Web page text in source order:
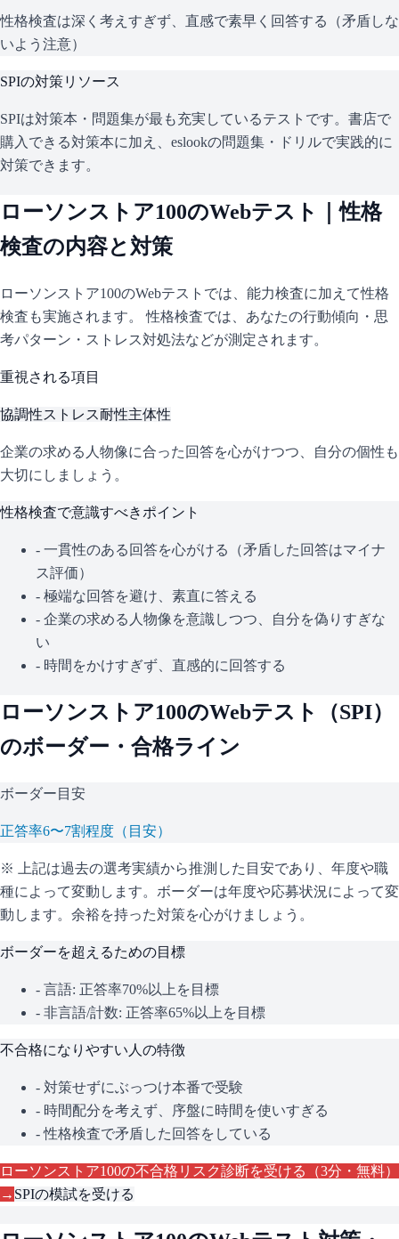
性格検査は深く考えすぎず、直感で素早く回答する（矛盾しな
いよう注意）
SPIの対策リソース
SPIは対策本・問題集が最も充実しているテストです。書店で
購入できる対策本に加え、eslookの問題集・ドリルで実践的に
対策できます。
ローソンストア100のWebテスト｜性格
検査の内容と対策
ローソンストア100のWebテストでは、能力検査に加えて性格
検査も実施されます。 性格検査では、あなたの行動傾向・思
考パターン・ストレス対処法などが測定されます。
重視される項目
協調性ストレス耐性主体性
企業の求める人物像に合った回答を心がけつつ、自分の個性も
大切にしましょう。
性格検査で意識すべきポイント
- 一貫性のある回答を心がける（矛盾した回答はマイナ
ス評価）
- 極端な回答を避け、素直に答える
- 企業の求める人物像を意識しつつ、自分を偽りすぎな
い
- 時間をかけすぎず、直感的に回答する
ローソンストア100のWebテスト（SPI）
のボーダー・合格ライン
ボーダー目安
正答率6〜7割程度（目安）
※ 上記は過去の選考実績から推測した目安であり、年度や職
種によって変動します。 ボーダーは年度や応募状況によって変
動します。余裕を持った対策を心がけましょう。
ボーダーを超えるための目標
- 言語: 正答率70%以上を目標
- 非言語/計数: 正答率65%以上を目標
不合格になりやすい人の特徴
- 対策せずにぶっつけ本番で受験
- 時間配分を考えず、序盤に時間を使いすぎる
- 性格検査で矛盾した回答をしている
ローソンストア100の不合格リスク診断を受ける（3分・無料）
→ SPIの模試を受ける